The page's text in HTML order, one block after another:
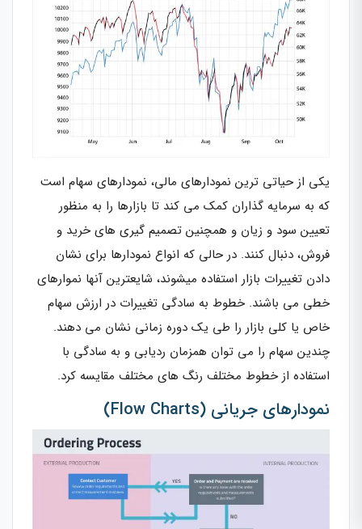
یکی از حیاتی ترین نمودارهای مالی، نمودارهای سهام است
که به سرمایه گذاران کمک می کند تا بازارها را به منظور
تعیین سود و زیان و همچنین تصمیم گیری های خرید و
فروش، دنبال کنند. در حالی که انواع نمودارها برای نشان
دادن تغییرات بازار استفاده میشوند، شایعترین آنها نموارهای
خطی می باشند. خطوط به سادگی تغییرات در ارزش سهام
خاص یا کلی بازار را طی یک دوره زمانی نشان می دهند.
چندین سهام را می توان همزمان ردیابی و به سادگی با
استفاده از خطوط مختلف رنگ های مختلف مقایسه کرد.
نمودارهای جریانی (Flow Charts)